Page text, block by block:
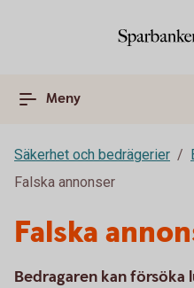
Meny
Säkerhet och bedrägerier
Falska annonser
Falska
Bedragaren kan försöka